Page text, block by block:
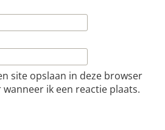
site opslaan in deze browser
ik een reactie plaats.